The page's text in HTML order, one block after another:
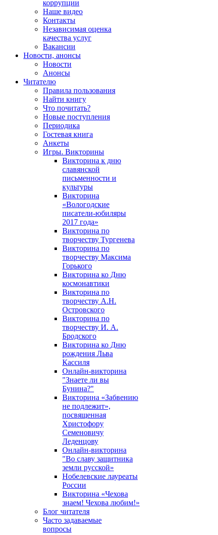
коррупции
Наше видео
Контакты
Независимая оценка
качества услуг
Вакансии
Новости, анонсы
Новости
Анонсы
Читателю
Правила пользования
Найти книгу
Что почитать?
Новые поступления
Периодика
Гостевая книга
Анкеты
Игры. Викторины
Викторина к дню
славянской
письменности и
культуры
Викторина
«Вологодские
писатели-юбиляры
2017 года»
Викторина по
творчеству Тургенева
Викторина по
творчеству Максима
Горького
Викторина ко Дню
космонавтики
Викторина по
творчеству А.Н.
Островского
Викторина по
творчеству И. А.
Бродского
Викторина ко Дню
рождения Льва
Кассиля
Онлайн-викторина
"Знаете ли вы
Бунина?"
Викторина «Забвению
не подлежит»,
посвященная
Христофору
Семеновичу
Леденцову
Онлайн-викторина
"Во славу защитника
земли русской»
Нобелевские лауреаты
России
Викторина «Чехова
знаем! Чехова любим!»
Блог читателя
Часто задаваемые
вопросы